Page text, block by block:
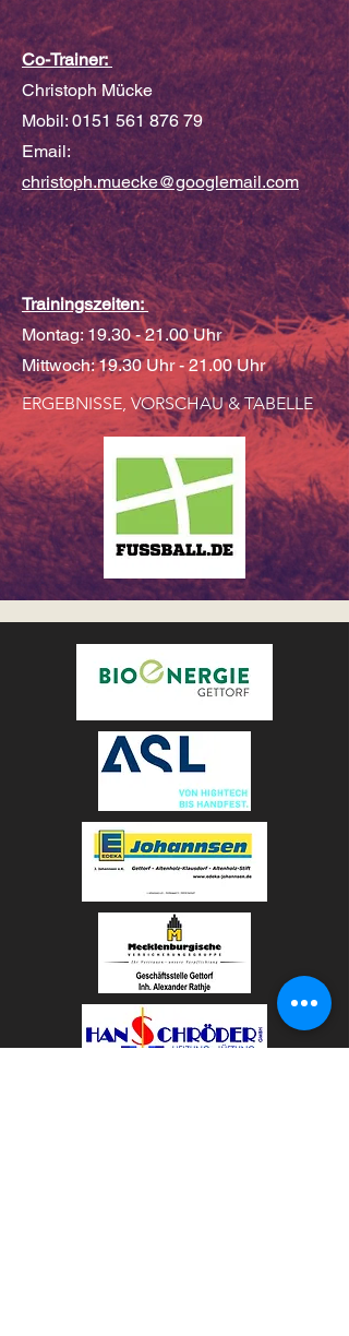
Co-Trainer:
Christoph Mücke
Mobil:0151 561 876 79
Email:
christoph.muecke@googlemail.com
Trainingszeiten:
Montag:19.30 - 21.00Uhr
Mittwoch: 19.30 Uhr - 21.00 Uhr
ERGEBNISSE, VORSCHAU & TABELLE